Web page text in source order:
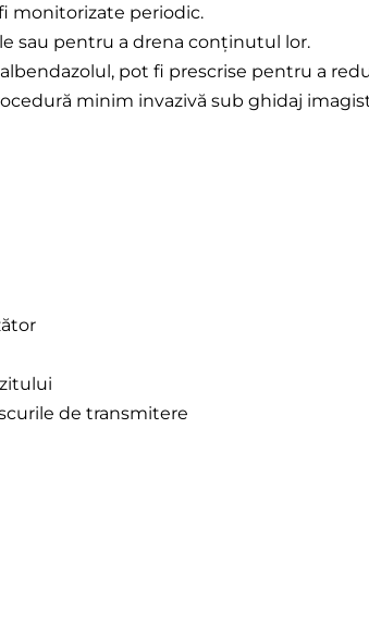
monitorizate periodic.
sau pentru a drena conținutul lor.
pot fi prescrise pentru a
minim invazivă sub ghidaj
de transmitere